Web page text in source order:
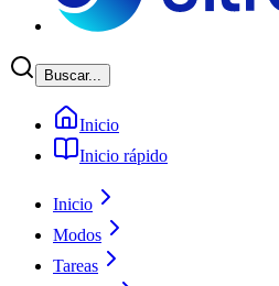
Buscar...
Inicio
Inicio rápido
Inicio
Modos
Tareas